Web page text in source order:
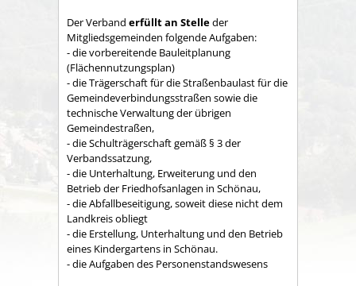
Der Verband erfüllt an Stelleder
Mitgliedsgemeinden folgende Aufgaben:
- die vorbereitende Bauleitplanung
(Flächennutzungsplan)
- die Trägerschaft für die Straßenbaulast für die
Gemeindeverbindungsstraßen sowie die
technische Verwaltung der übrigen
Gemeindestraßen,
- die Schulträgerschaft gemäß § 3 der
Verbandssatzung,
- die Unterhaltung, Erweiterung und den
Betrieb der Friedhofsanlagen in Schönau,
- die Abfallbeseitigung, soweit diese nicht dem
Land­kreis obliegt
- die Erstellung, Unterhaltung und den Betrieb
eines Kindergartens in Schönau.
- die Aufgaben des Personenstandswesens